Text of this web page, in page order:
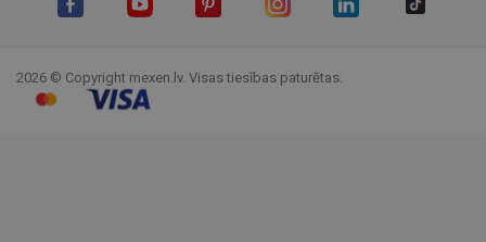
2026 © Copyright mexen.lv. Visas tiesības paturētas.